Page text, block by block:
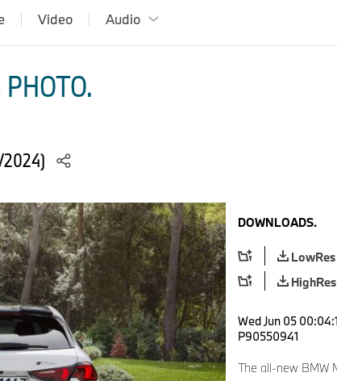
Video Audio
PHOTO.
DOWNLOADS.
LowRes
Wed Jun 05
P90550941
The all-new BMW